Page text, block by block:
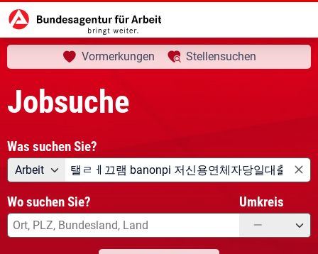
Startseite Jobsuche aktuelle Seite:
Ihre Suche
Vormerkungen Stellensuchen
Jobsuche
Was suchen Sie?
Angebotsart
Arbeit Was suchen Sie?
Wo suchen Sie? Umkreis
—